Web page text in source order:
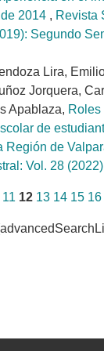
2014 , Revista
Segundo
Lira,
Jorquera,
Apablaza, Roles
de
Región de
Vol. 28 (2022)
11 12 13 14 15 16